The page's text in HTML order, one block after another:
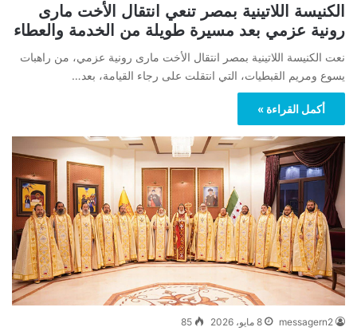
الكنيسة اللاتينية بمصر تنعي انتقال الأخت مارى
رونية عزمي بعد مسيرة طويلة من الخدمة والعطاء
نعت الكنيسة اللاتينية بمصر انتقال الأخت مارى رونية عزمي، من راهبات
يسوع ومريم القبطيات، التي انتقلت على رجاء القيامة، بعد…
أكمل القراءة »
messagern2 8 مايو، 2026 85